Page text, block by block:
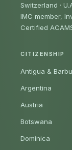
Switzerland ·
IMC member,
Certified
CITIZENSHIP
Antigua &
Argentina
Austria
Botswana
Dominica